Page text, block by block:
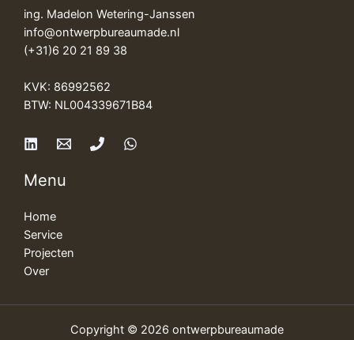
ing. Madelon Wetering-Janssen
info@ontwerpbureaumade.nl
(+31)6 20 21 89 38
KVK: 86992562
BTW: NL004339671B84
Menu
Home
Service
Projecten
Over
Copyright © 2026 ontwerpbureaumade